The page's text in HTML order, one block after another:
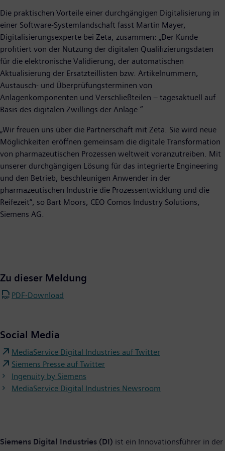
Die praktischen Vorteile einer durchgängigen Digitalisierung in
einer Software-Systemlandschaft fasst Martin Mayer,
Digitalisierungsexperte bei Zeta, zusammen: „Der Kunde
profitiert von der Nutzung der digitalen Qualifizierungsdaten
für die elektronische Validierung, der automatischen
Aktualisierung der Ersatzteillisten bzw. Artikelnummern,
Austausch- und Überprüfungsterminen von
Anlagenkomponenten und Verschließteilen – tagesaktuell auf
Basis des digitalen Zwillings der Anlage.“
„Wir freuen uns über die Partnerschaft mit Zeta. Sie wird neue
Möglichkeiten eröffnen gemeinsam die digitale Transformation
von pharmazeutischen Prozessen weltweit voranzutreiben. Mit
unserer durchgängigen Lösung für das integrierte Engineering
und den Betrieb, beschleunigen Anwender in der
pharmazeutischen Industrie die Prozessentwicklung und die
Reifezeit“, so Bart Moors, CEO Comos Industry Solutions,
Siemens AG.
Zu dieser Meldung
PDF-Download
Social Media
MediaService Digital Industries auf Twitter
Siemens Presse auf Twitter
Ingenuity by Siemens
MediaService Digital Industries Newsroom
Siemens Digital Industries (DI) ist ein Innovationsführer in der